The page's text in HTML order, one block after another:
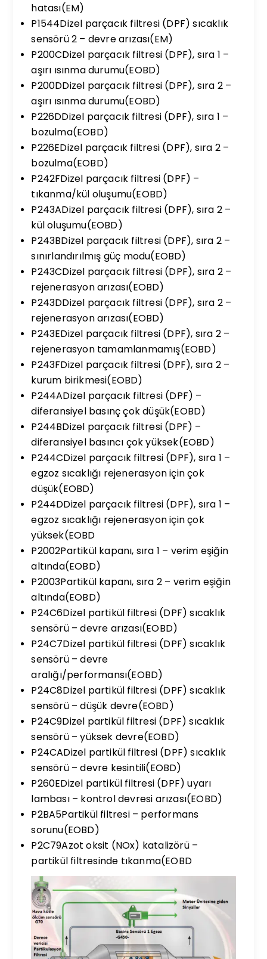
hatası(EM)
P1544Dizel parçacık filtresi (DPF) sıcaklık
sensörü 2 – devre arızası(EM)
P200CDizel parçacık filtresi (DPF), sıra 1 –
aşırı ısınma durumu(EOBD)
P200DDizel parçacık filtresi (DPF), sıra 2 –
aşırı ısınma durumu(EOBD)
P226DDizel parçacık filtresi (DPF), sıra 1 –
bozulma(EOBD)
P226EDizel parçacık filtresi (DPF), sıra 2 –
bozulma(EOBD)
P242FDizel parçacık filtresi (DPF) –
tıkanma/kül oluşumu(EOBD)
P243ADizel parçacık filtresi (DPF), sıra 2 –
kül oluşumu(EOBD)
P243BDizel parçacık filtresi (DPF), sıra 2 –
sınırlandırılmış güç modu(EOBD)
P243CDizel parçacık filtresi (DPF), sıra 2 –
rejenerasyon arızası(EOBD)
P243DDizel parçacık filtresi (DPF), sıra 2 –
rejenerasyon arızası(EOBD)
P243EDizel parçacık filtresi (DPF), sıra 2 –
rejenerasyon tamamlanmamış(EOBD)
P243FDizel parçacık filtresi (DPF), sıra 2 –
kurum birikmesi(EOBD)
P244ADizel parçacık filtresi (DPF) –
diferansiyel basınç çok düşük(EOBD)
P244BDizel parçacık filtresi (DPF) –
diferansiyel basıncı çok yüksek(EOBD)
P244CDizel parçacık filtresi (DPF), sıra 1 –
egzoz sıcaklığı rejenerasyon için çok
düşük(EOBD)
P244DDizel parçacık filtresi (DPF), sıra 1 –
egzoz sıcaklığı rejenerasyon için çok
yüksek(EOBD
P2002Partikül kapanı, sıra 1 – verim eşiğin
altında(EOBD)
P2003Partikül kapanı, sıra 2 – verim eşiğin
altında(EOBD)
P24C6Dizel partikül filtresi (DPF) sıcaklık
sensörü – devre arızası(EOBD)
P24C7Dizel partikül filtresi (DPF) sıcaklık
sensörü – devre
aralığı/performansı(EOBD)
P24C8Dizel partikül filtresi (DPF) sıcaklık
sensörü – düşük devre(EOBD)
P24C9Dizel partikül filtresi (DPF) sıcaklık
sensörü – yüksek devre(EOBD)
P24CADizel partikül filtresi (DPF) sıcaklık
sensörü – devre kesintili(EOBD)
P260EDizel partikül filtresi (DPF) uyarı
lambası – kontrol devresi arızası(EOBD)
P2BA5Partikül filtresi – performans
sorunu(EOBD)
P2C79Azot oksit (NOx) katalizörü –
partikül filtresinde tıkanma(EOBD